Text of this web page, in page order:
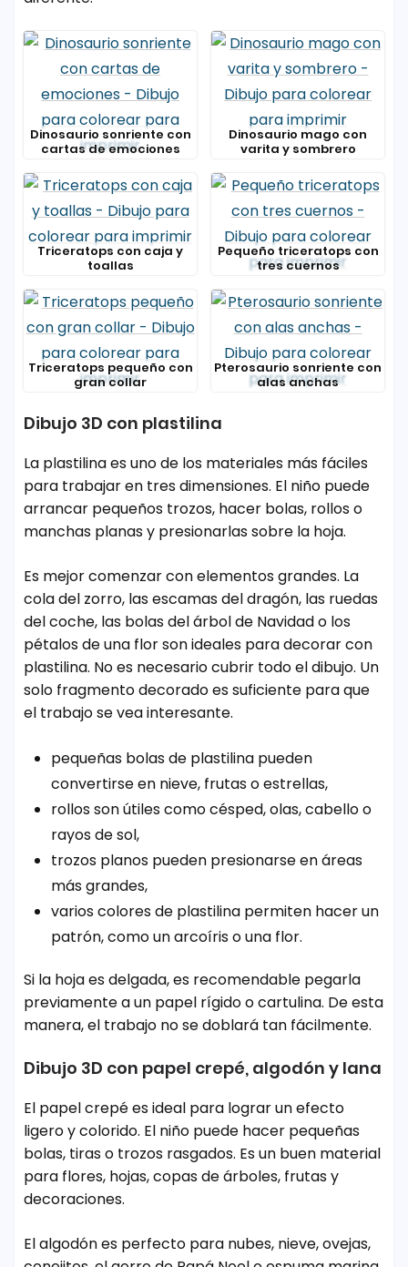
Dinosaurio sonriente con
cartas de emociones
Dinosaurio mago con
varita y sombrero
Triceratops con caja y
toallas
Pequeño triceratops con
tres cuernos
Triceratops pequeño con
gran collar
Pterosaurio sonriente con
alas anchas
Dibujo 3D con plastilina
La plastilina es uno de los materiales más fáciles
para trabajar en tres dimensiones. El niño puede
arrancar pequeños trozos, hacer bolas, rollos o
manchas planas y presionarlas sobre la hoja.
Es mejor comenzar con elementos grandes. La
cola del zorro, las escamas del dragón, las ruedas
del coche, las bolas del árbol de Navidad o los
pétalos de una flor son ideales para decorar con
plastilina. No es necesario cubrir todo el dibujo. Un
solo fragmento decorado es suficiente para que
el trabajo se vea interesante.
pequeñas bolas de plastilina pueden
convertirse en nieve, frutas o estrellas,
rollos son útiles como césped, olas, cabello o
rayos de sol,
trozos planos pueden presionarse en áreas
más grandes,
varios colores de plastilina permiten hacer un
patrón, como un arcoíris o una flor.
Si la hoja es delgada, es recomendable pegarla
previamente a un papel rígido o cartulina. De esta
manera, el trabajo no se doblará tan fácilmente.
Dibujo 3D con papel crepé, algodón y lana
El papel crepé es ideal para lograr un efecto
ligero y colorido. El niño puede hacer pequeñas
bolas, tiras o trozos rasgados. Es un buen material
para flores, hojas, copas de árboles, frutas y
decoraciones.
El algodón es perfecto para nubes, nieve, ovejas,